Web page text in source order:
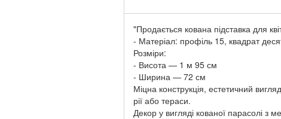
"Продається кована підставка для
- Матеріал: профіль 15, квадрат
Розміри:
- Висота — 1 м 95 см
- Ширина — 72 см
Міцна конструкція, естетичний
рії або тераси.
Декор у вигляді кованої парасолі з